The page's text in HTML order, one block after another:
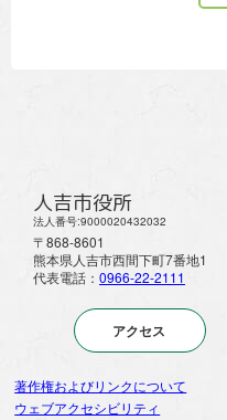
人吉市役所
法人番号:9000020432032
〒868-8601
熊本県人吉市西間下町7番地1
代表電話： 0966-22-2111
アクセス
著作権およびリンクについて
ウェブアクセシビリティ